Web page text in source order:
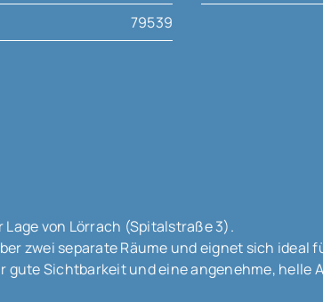
79539
von Lörrach (Spitalstraße 3).
zwei separate Räume und eignet sich
Sichtbarkeit und eine angenehme, helle